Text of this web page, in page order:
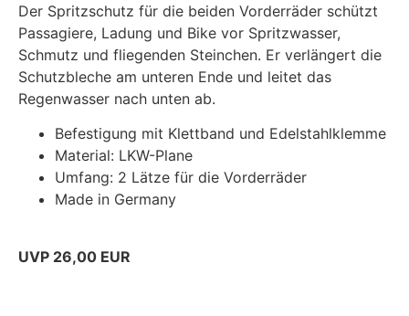
Der Spritzschutz für die beiden Vorderräder schützt
Passagiere, Ladung und Bike vor Spritzwasser,
Schmutz und fliegenden Steinchen. Er verlängert die
Schutzbleche am unteren Ende und leitet das
Regenwasser nach unten ab.
Befestigung mit Klettband und Edelstahlklemme
Material: LKW-Plane
Umfang: 2 Lätze für die Vorderräder
Made in Germany
UVP 26,00 EUR